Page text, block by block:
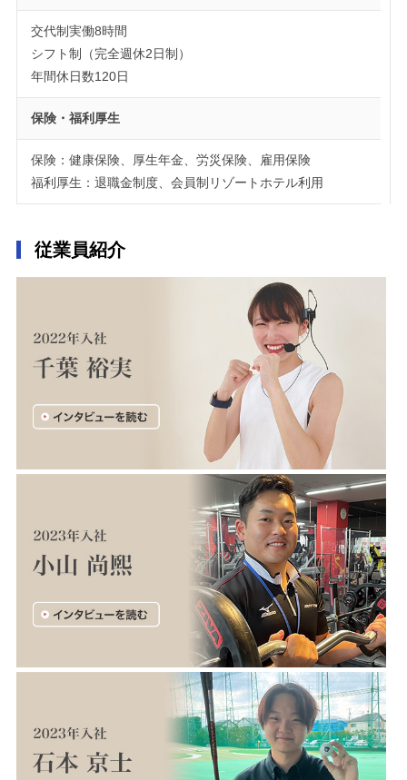
交代制実働8時間
シフト制（完全週休2日制）
年間休日数120日
保険・福利厚生
保険：健康保険、厚生年金、労災保険、雇用保険
福利厚生：退職金制度、会員制リゾートホテル利用
従業員紹介